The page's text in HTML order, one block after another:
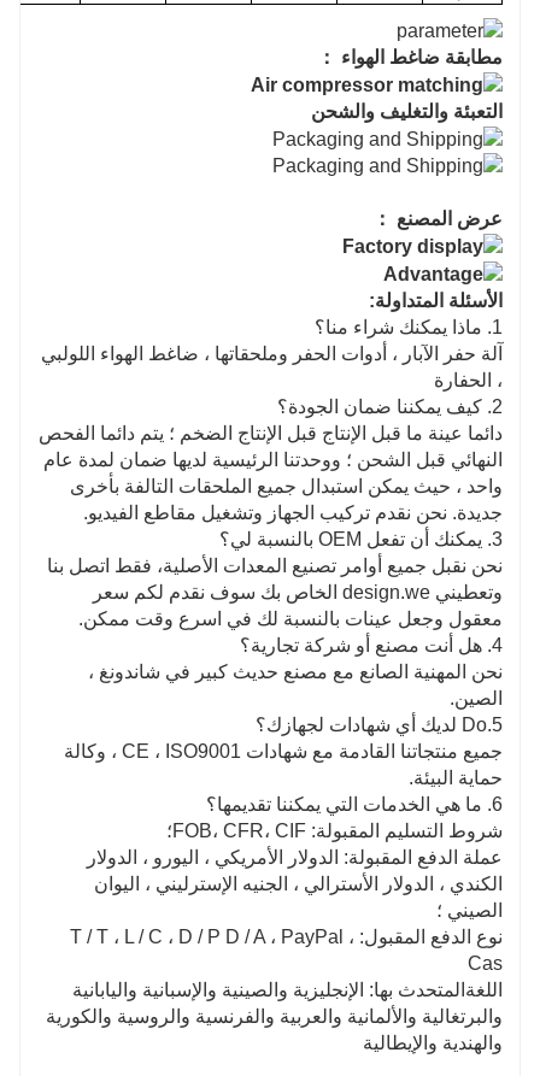
مطابقة ضاغط الهواء ：
التعبئة والتغليف والشحن
عرض المصنع ：
الأسئلة المتداولة:
1. ماذا يمكنك شراء منا؟
آلة حفر الآبار ، أدوات الحفر وملحقاتها ، ضاغط الهواء اللولبي
، الحفارة
2. كيف يمكننا ضمان الجودة؟
دائما عينة ما قبل الإنتاج قبل الإنتاج الضخم ؛ يتم دائما الفحص
النهائي قبل الشحن ؛ ووحدتنا الرئيسية لديها ضمان لمدة عام
واحد ، حيث يمكن استبدال جميع الملحقات التالفة بأخرى
جديدة. نحن نقدم تركيب الجهاز وتشغيل مقاطع الفيديو.
3. يمكنك أن تفعل OEM بالنسبة لي؟
نحن نقبل جميع أوامر تصنيع المعدات الأصلية، فقط اتصل بنا
وتعطيني design.we الخاص بك سوف نقدم لكم سعر
معقول وجعل عينات بالنسبة لك في اسرع وقت ممكن.
4. هل أنت مصنع أو شركة تجارية؟
نحن المهنية الصانع مع مصنع حديث كبير في شاندونغ ،
الصين.
5.Do لديك أي شهادات لجهازك؟
جميع منتجاتنا القادمة مع شهادات CE ، ISO9001 ، وكالة
حماية البيئة.
6. ما هي الخدمات التي يمكننا تقديمها؟
شروط التسليم المقبولة: FOB، CFR، CIF؛
عملة الدفع المقبولة: الدولار الأمريكي ، اليورو ، الدولار
الكندي ، الدولار الأسترالي ، الجنيه الإسترليني ، اليوان
الصيني ؛
نوع الدفع المقبول: T / T ، L / C ، D / P D / A ، PayPal ،
Cas
اللغةالمتحدث بها: الإنجليزية والصينية والإسبانية واليابانية
والبرتغالية والألمانية والعربية والفرنسية والروسية والكورية
والهندية والإيطالية